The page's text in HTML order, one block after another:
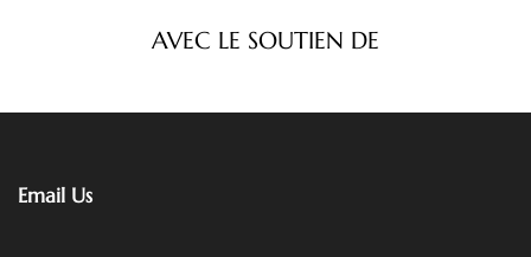
AVEC LE SOUTIEN DE
Email Us